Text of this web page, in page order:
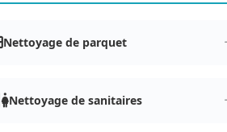
Nettoyage de parquet
Nettoyage de sanitaires